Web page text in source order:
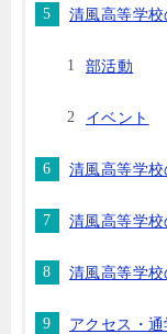
清風高等学
部活動
イベント
清風高等学
清風高等学
清風高等学
アクセス・通